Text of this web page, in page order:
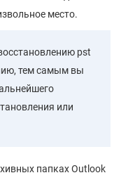
место.
pst
тем самым вы
или
папках Outlook